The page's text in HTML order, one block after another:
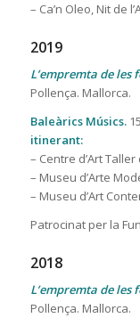
– Ca’n Oleo, Nit de
2019
L’empremta de les
Pollença. Mallorca.
Baleàrics Músics.
itinerant:
– Centre d’Art
– Museu d’Arte
– Museu d’Art
Patrocinat per la
2018
L’empremta de les
Pollença. Mallorca.